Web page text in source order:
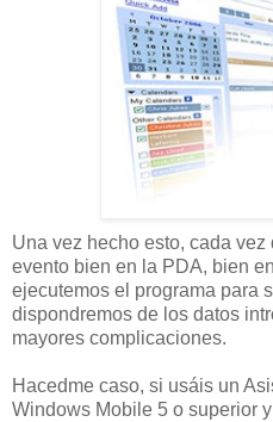
Una vez hecho esto, cada
evento bien en la PDA, bien
ejecutemos el programa para
dispondremos de los datos
mayores complicaciones.
Hacedme caso, si usáis un
Windows Mobile 5 o superior